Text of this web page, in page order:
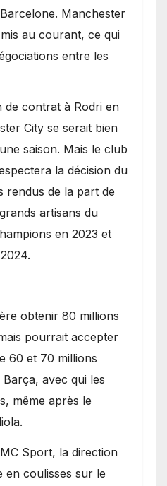
Manchester
au courant, ce qui
entre les
contrat à Rodri en
City se serait bien
saison. Mais le club
la décision du
rendus de la part de
artisans du
en 2023 et
obtenir 80 millions
pourrait accepter
60 et 70 millions
avec qui les
même après le
Sport, la direction
en coulisses sur le